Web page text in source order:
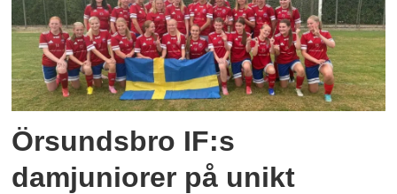
Örsundsbro IF:s
damjuniorer på unikt